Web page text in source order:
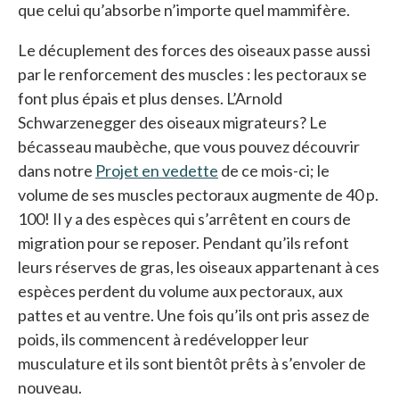
que celui qu’absorbe n’importe quel mammifère.
Le décuplement des forces des oiseaux passe aussi
par le renforcement des muscles : les pectoraux se
font plus épais et plus denses. L’Arnold
Schwarzenegger des oiseaux migrateurs? Le
bécasseau maubèche, que vous pouvez découvrir
dans notre Projet en vedette de ce mois-ci; le
volume de ses muscles pectoraux augmente de 40 p.
100! Il y a des espèces qui s’arrêtent en cours de
migration pour se reposer. Pendant qu’ils refont
leurs réserves de gras, les oiseaux appartenant à ces
espèces perdent du volume aux pectoraux, aux
pattes et au ventre. Une fois qu’ils ont pris assez de
poids, ils commencent à redévelopper leur
musculature et ils sont bientôt prêts à s’envoler de
nouveau.